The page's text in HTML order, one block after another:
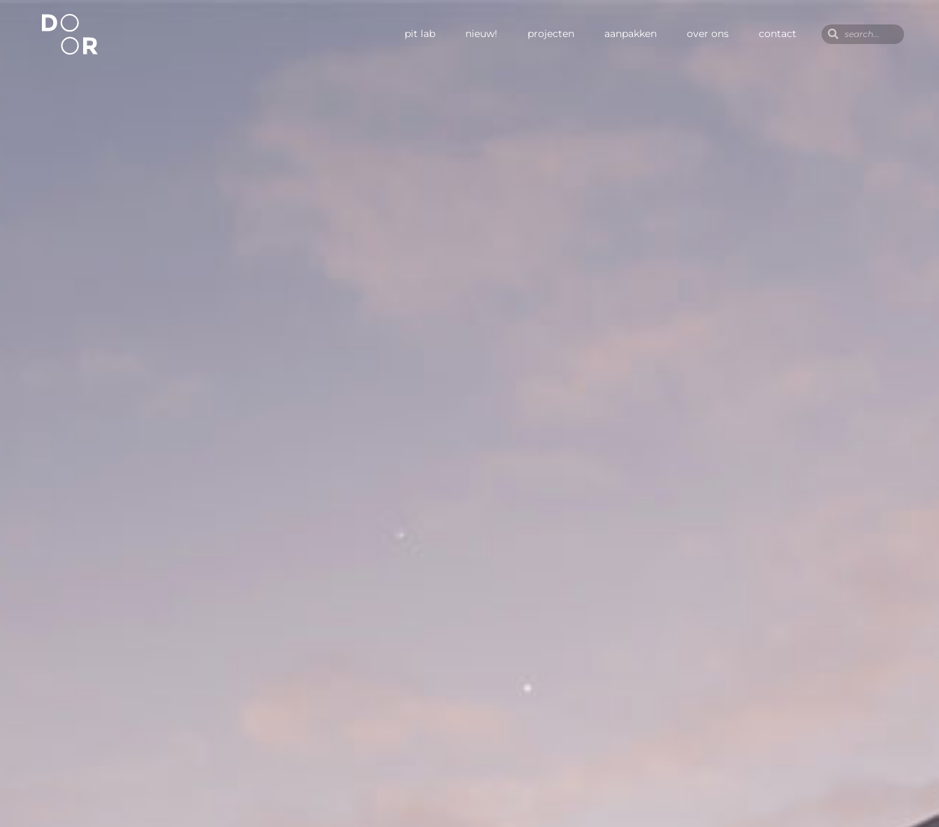
pit lab nieuw! projecten aanpakken over ons contact